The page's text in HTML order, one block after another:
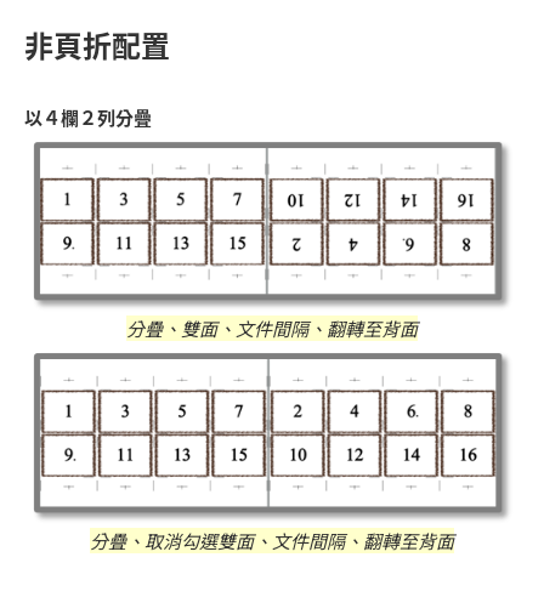
非頁折配置
以４欄２列分疊
分疊、雙面、文件間隔、翻轉至背面
分疊、取消勾選雙面、文件間隔、翻轉至背面